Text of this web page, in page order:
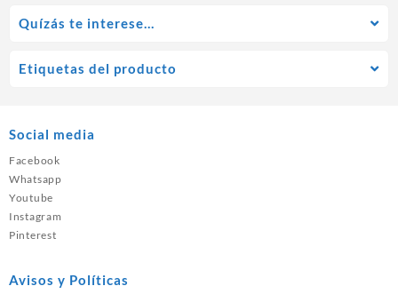
Quízás te interese…
Etiquetas del producto
Social media
Facebook
Whatsapp
Youtube
Instagram
Pinterest
Avisos y Políticas